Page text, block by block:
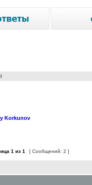
Korkunov
1 из 1 [ Сообщений: 2 ]